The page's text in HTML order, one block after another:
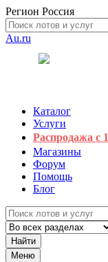
Регион Россия
Au.ru
Каталог
Услуги
Распродажа с 1
Магазины
Форум
Помощь
Блог
Найти
Меню